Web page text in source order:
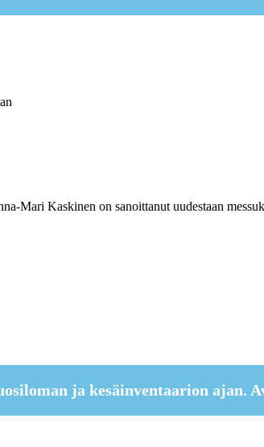
Mari Kaskinen on sanoittanut uudestaan
ja kesäinventaarion ajan.